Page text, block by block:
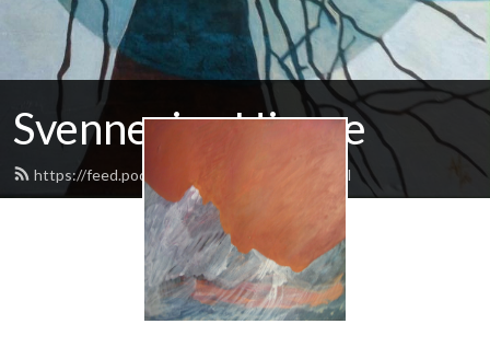
Svennevigs Hjørne
https://feed.podbean.com/svennevig/feed.xml